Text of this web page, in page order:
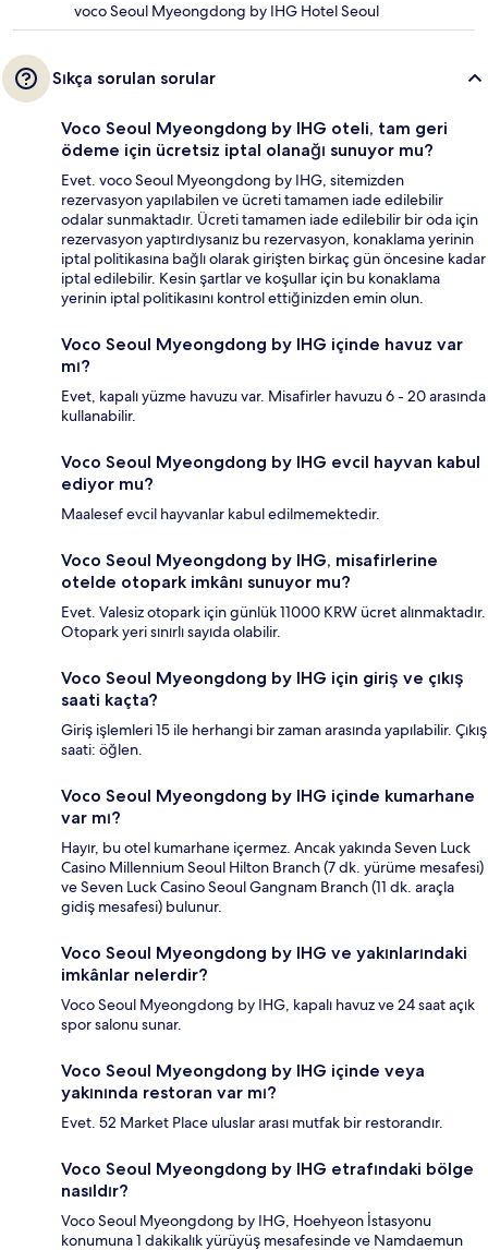
voco Seoul Myeongdong by IHG Hotel Seoul
Sıkça sorulan sorular
Voco Seoul Myeongdong by IHG oteli, tam geri
ödeme için ücretsiz iptal olanağı sunuyor mu?
Evet. voco Seoul Myeongdong by IHG, sitemizden
rezervasyon yapılabilen ve ücreti tamamen iade edilebilir
odalar sunmaktadır. Ücreti tamamen iade edilebilir bir oda için
rezervasyon yaptırdıysanız bu rezervasyon, konaklama yerinin
iptal politikasına bağlı olarak girişten birkaç gün öncesine kadar
iptal edilebilir. Kesin şartlar ve koşullar için bu konaklama
yerinin iptal politikasını kontrol ettiğinizden emin olun.
Voco Seoul Myeongdong by IHG içinde havuz var
mı?
Evet, kapalı yüzme havuzu var. Misafirler havuzu 6 - 20 arasında
kullanabilir.
Voco Seoul Myeongdong by IHG evcil hayvan kabul
ediyor mu?
Maalesef evcil hayvanlar kabul edilmemektedir.
Voco Seoul Myeongdong by IHG, misafirlerine
otelde otopark imkânı sunuyor mu?
Evet. Valesiz otopark için günlük 11000 KRW ücret alınmaktadır.
Otopark yeri sınırlı sayıda olabilir.
Voco Seoul Myeongdong by IHG için giriş ve çıkış
saati kaçta?
Giriş işlemleri 15 ile herhangi bir zaman arasında yapılabilir. Çıkış
saati: öğlen.
Voco Seoul Myeongdong by IHG içinde kumarhane
var mı?
Hayır, bu otel kumarhane içermez. Ancak yakında Seven Luck
Casino Millennium Seoul Hilton Branch (7 dk. yürüme mesafesi)
ve Seven Luck Casino Seoul Gangnam Branch (11 dk. araçla
gidiş mesafesi) bulunur.
Voco Seoul Myeongdong by IHG ve yakınlarındaki
imkânlar nelerdir?
Voco Seoul Myeongdong by IHG, kapalı havuz ve 24 saat açık
spor salonu sunar.
Voco Seoul Myeongdong by IHG içinde veya
yakınında restoran var mı?
Evet. 52 Market Place uluslar arası mutfak bir restorandır.
Voco Seoul Myeongdong by IHG etrafındaki bölge
nasıldır?
Voco Seoul Myeongdong by IHG, Hoehyeon İstasyonu
konumuna 1 dakikalık yürüyüş mesafesinde ve Namdaemun